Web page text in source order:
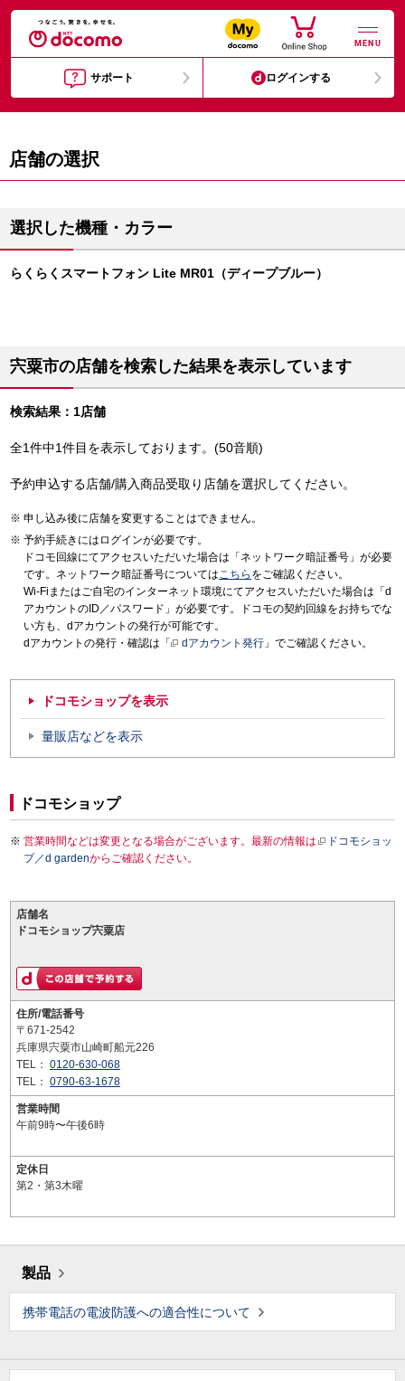
MENU
サポート ログインする
店舗の選択
選択した機種・カラー
らくらくスマートフォン Lite MR01（ディープブルー）
宍粟市の店舗を検索した結果を表示しています
検索結果：1店舗
全1件中1件目を表示しております。(50音順)
予約申込する店舗/購入商品受取り店舗を選択してください。
申し込み後に店舗を変更することはできません。
予約手続きにはログインが必要です。
ドコモ回線にてアクセスいただいた場合は「ネットワーク暗証番号」が必要
です。ネットワーク暗証番号についてはこちら をご確認ください。
Wi-Fiまたはご自宅のインターネット環境にてアクセスいただいた場合は「d
アカウントのID／パスワード」が必要です。ドコモの契約回線をお持ちでな
い方も、dアカウントの発行が可能です。
dアカウントの発行・確認は「
dアカウント発行 」でご確認ください。
ドコモショップを表示
量販店などを表示
ドコモショップ
営業時間などは変更となる場合がございます。最新の情報は
ドコモショッ
プ／d gardenからご確認ください。
店舗名
ドコモショップ宍粟店
住所/電話番号
〒671-2542
兵庫県宍粟市山崎町船元226
TEL： 0120-630-068
TEL： 0790-63-1678
営業時間
午前9時〜午後6時
定休日
第2・第3木曜
製品
携帯電話の電波防護への適合性について